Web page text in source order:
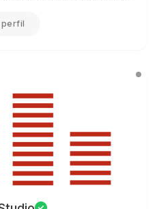
perfil